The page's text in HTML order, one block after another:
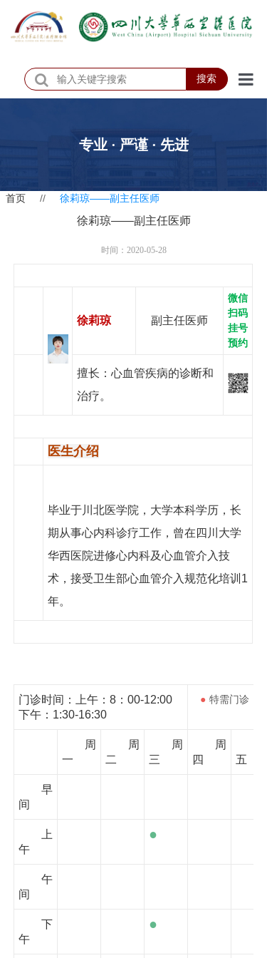
搜索
患者服务
院务公开
专题专栏
专业 · 严谨 · 先进
徐莉琼——副主任医师
时间：2020-05-28
徐莉琼 副主任医师
微信
扫码
挂号
预约
擅长：心血管疾病的诊断和
治疗。
医生介绍
毕业于川北医学院，大学本科学历，长
期从事心内科诊疗工作，曾在四川大学
华西医院进修心内科及心血管介入技
术，接受卫生部心血管介入规范化培训1
年。
门诊时间：上午：8：00-12:00
下午：1:30-16:30
● 特需门诊
周
一
周
二
周
三
周
四
五
早
间
上
午
●
午
间
下
午
●
首页 // 徐莉琼——副主任医师